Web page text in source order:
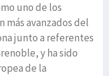
uno de los
más avanzados del
junto a referentes
y ha sido
de la